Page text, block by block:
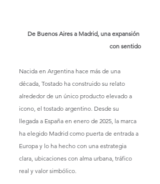
De Buenos Aires a Madrid, una expansión
con sentido
Nacida en Argentina hace más de una
década, Tostado ha construido su relato
alrededor de un único producto elevado a
icono, el tostado argentino. Desde su
llegada a España en enero de 2025, la marca
ha elegido Madrid como puerta de entrada a
Europa y lo ha hecho con una estrategia
clara, ubicaciones con alma urbana, tráfico
real y valor simbólico.